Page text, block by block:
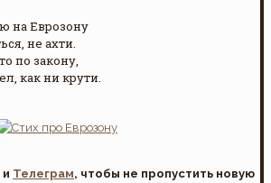
на Еврозону
не ахти.
по закону,
как ни крути.
и Телеграм, чтобы не пропустить новую